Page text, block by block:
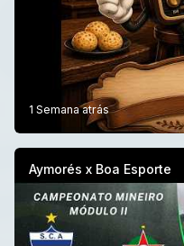
1 Semana atrás
Aymorés x Boa Esporte